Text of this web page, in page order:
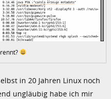
in 20 Jahren Linux noch
ungläubig habe ich mir